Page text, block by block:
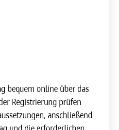
bequem online über das
Registrierung prüfen
anschließend